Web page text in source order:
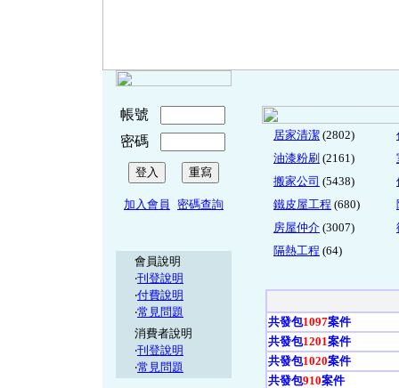
帳號
密碼
加入會員 密碼查詢
會員說明
‧刊登說明
‧付費說明
‧常見問題
消費者說明
‧刊登說明
‧常見問題
居家清潔 (2802)
油漆粉刷 (2161)
搬家公司 (5438)
鐵皮屋工程 (680)
房屋仲介 (3007)
隔熱工程 (64)
共發包1097案件
共發包1201案件
共發包1020案件
共發包910案件